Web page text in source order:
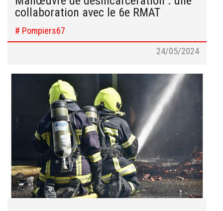
collaboration avec le 6e RMAT
# Pompiers67
24/05/2024